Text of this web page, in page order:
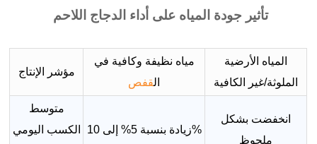
تأثير جودة المياه على أداء الدجاج اللاحم
مؤشر الإنتاج
مياه نظيفة وكافية في
القفص
المياه الأرضية
الملوثة/غير الكافية
متوسط
الكسب اليومي
زيادة بنسبة 5% إلى 10%
انخفضت بشكل
ملحوظ